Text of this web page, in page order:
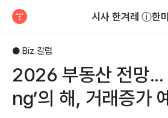
시사 한겨레 ⓘ한
● Biz 칼럼
2026 부동산 전망
ng’의 해, 거래증가